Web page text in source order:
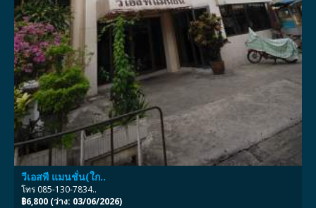
วีเอสพี แมนชั่น(ใก..
โทร 085-130-7834..
฿6,800 (ว่าง: 03/06/2026)